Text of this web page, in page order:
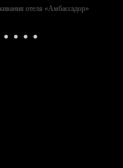
отеля «Амбассадор»